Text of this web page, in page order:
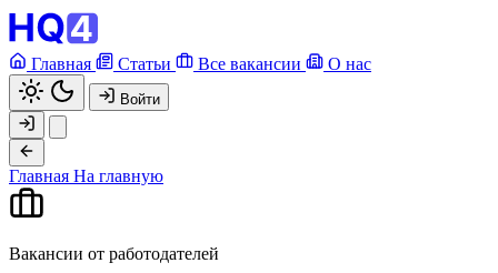
Главная Статьи Все вакансии О нас
Войти
Главная На главную
Вакансии от работодателей